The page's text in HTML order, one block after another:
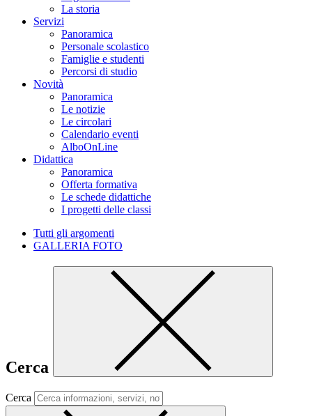
La storia
Servizi
Panoramica
Personale scolastico
Famiglie e studenti
Percorsi di studio
Novità
Panoramica
Le notizie
Le circolari
Calendario eventi
AlboOnLine
Didattica
Panoramica
Offerta formativa
Le schede didattiche
I progetti delle classi
Tutti gli argomenti
GALLERIA FOTO
Cerca
Cerca